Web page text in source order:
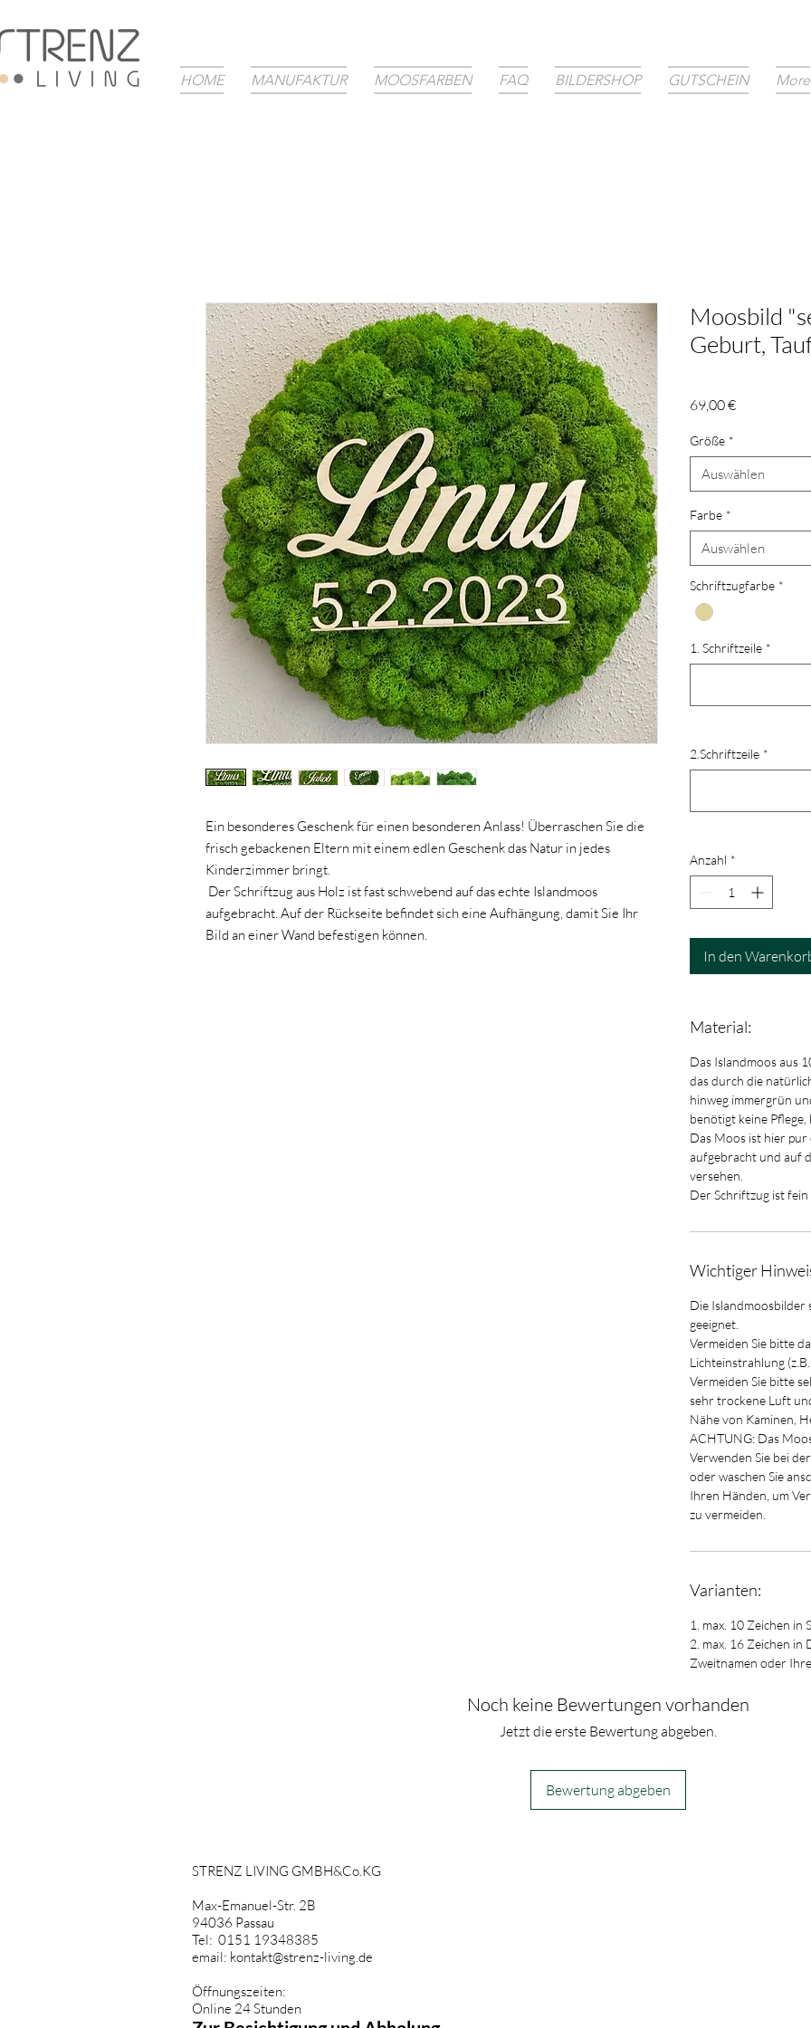
HOME MANUFAKTUR MOOSFARBEN FAQ BILDERSHOP GUTSCHEIN More
Ein besonderes Geschenk für einen besonderen Anlass! Überraschen Sie die
frisch gebackenen Eltern mit einem edlen Geschenk das Natur in jedes
Kinderzimmer bringt.
Der Schriftzug aus Holz ist fast schwebend auf das echte Islandmoos
aufgebracht. Auf der Rückseite befindet sich eine Aufhängung, damit Sie Ihr
Bild an einer Wand befestigen können.
Moosbild
Geburt,
69,00 €Preis
Größe *
Auswählen
Farbe *
Auswählen
Schriftzugfarbe *
1. Schriftzeile *
2.Schriftzeile *
Anzahl *
In den
Material:
Das Islandmoos aus
das durch die
hinweg immergrün
benötigt keine Pflege,
Das Moos ist hier
aufgebracht und auf
versehen.
Der Schriftzug ist
Wichtiger
Die
geeignet.
Vermeiden Sie bitte
Lichteinstrahlung
Vermeiden Sie bitte
sehr trockene Luft
Nähe von Kaminen,
ACHTUNG: Das
Verwenden Sie bei
oder waschen Sie
Ihren Händen, um
zu vermeiden.
Varianten:
1. max. 10 Zeichen in
2. max. 16 Zeichen
Zweitnamen oder
Noch keine Bewertungen vorhanden
Jetzt die erste Bewertung abgeben.
Bewertung abgeben
STRENZ LIVING GMBH&Co.KG
Max-Emanuel-Str. 2B
94036 Passau
Tel: 0151 19348385
email: kontakt@strenz-living.de
Öffnungszeiten:
Online 24 Stunden